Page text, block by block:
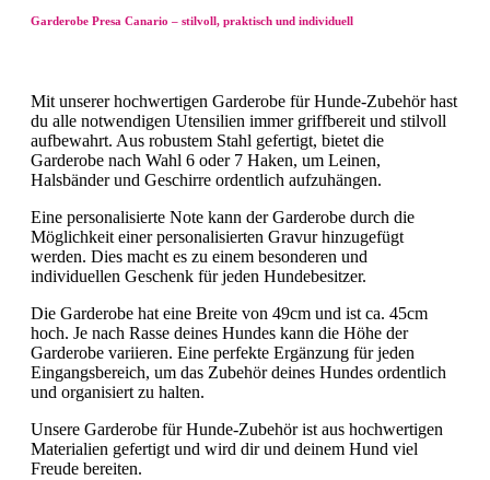
Garderobe Presa Canario – stilvoll, praktisch und individuell
Mit unserer hochwertigen Garderobe für Hunde-Zubehör hast
du alle notwendigen Utensilien immer griffbereit und stilvoll
aufbewahrt. Aus robustem Stahl gefertigt, bietet die
Garderobe nach Wahl 6 oder 7 Haken, um Leinen,
Halsbänder und Geschirre ordentlich aufzuhängen.
Eine personalisierte Note kann der Garderobe durch die
Möglichkeit einer personalisierten Gravur hinzugefügt
werden. Dies macht es zu einem besonderen und
individuellen Geschenk für jeden Hundebesitzer.
Die Garderobe hat eine Breite von 49cm und ist ca. 45cm
hoch. Je nach Rasse deines Hundes kann die Höhe der
Garderobe variieren. Eine perfekte Ergänzung für jeden
Eingangsbereich, um das Zubehör deines Hundes ordentlich
und organisiert zu halten.
Unsere Garderobe für Hunde-Zubehör ist aus hochwertigen
Materialien gefertigt und wird dir und deinem Hund viel
Freude bereiten.